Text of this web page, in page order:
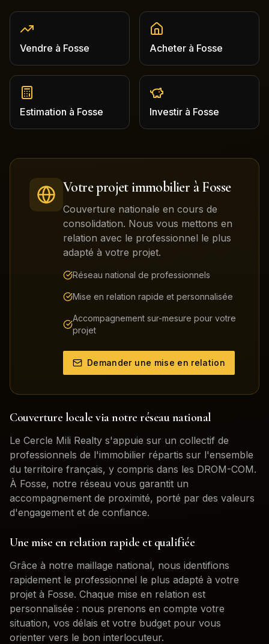
Vendre à Fosse Acheter à Fosse
Estimation à Fosse Investir à Fosse
Votre projet immobilier àFosse
Couverture nationale en cours de
consolidation. Nous vous mettons en
relation avec le professionnel le plus
adapté à votre projet.
Réseau national de professionnels
Mise en relation rapide et personnalisée
Accompagnement sur-mesure pour votre
projet
Demander une mise en relation
Couverture locale via notre réseau national
Le Cercle Mili Realty s'appuie sur un collectif de
professionnels de l'immobilier répartis sur l'ensemble
du territoire français, y compris dans les DROM-COM.
À Fosse, notre réseau vous garantit un
accompagnement de proximité, porté par des valeurs
d'engagement et de confiance.
Une mise en relation rapide et qualifiée
Grâce à notre maillage national, nous identifions
rapidement le professionnel le plus adapté à votre
projet à Fosse. Chaque mise en relation est
personnalisée : nous prenons en compte votre
situation, vos délais et votre budget pour vous
orienter vers le bon interlocuteur.